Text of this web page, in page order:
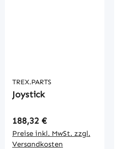
TREX.PARTS
Joystick
Regulärer Preis:
188,32 €
Preise inkl. MwSt. zzgl.
Versandkosten